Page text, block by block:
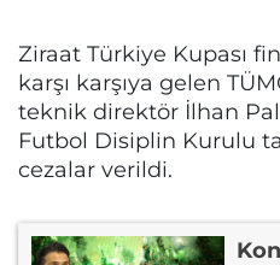
Ziraat Türkiye Kupası
karşı karşıya gelen
teknik direktör İlhan
Futbol Disiplin Kurulu
cezalar verildi.